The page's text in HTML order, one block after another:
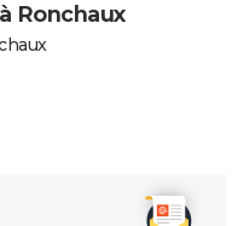
Ronchaux